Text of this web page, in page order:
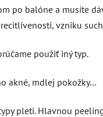
po balóne a musíte
vzniku
použiť iný typ.
akné, mdlej pokožky…
pleti. Hlavnou